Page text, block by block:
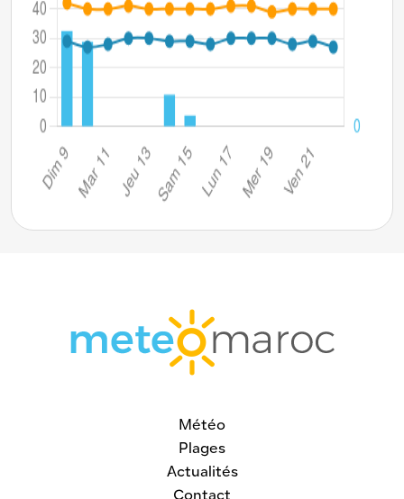
Météo
Plages
Actualités